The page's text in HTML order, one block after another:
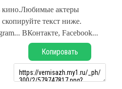
кино.Любимые актеры
текст ниже.
ВКонтакте, Facebook...
Копировать